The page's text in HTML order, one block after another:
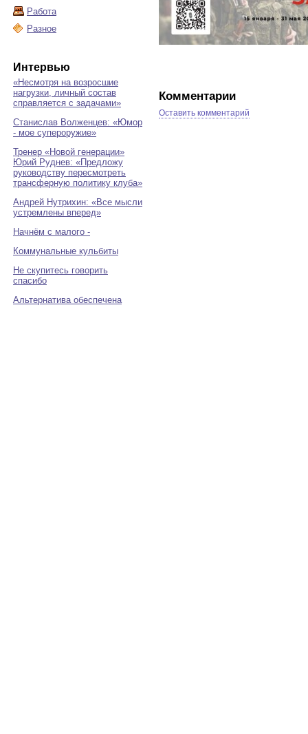
Работа
Разное
Интервью
«Несмотря на возросшие
нагрузки, личный состав
справляется с задачами»
Станислав Волженцев: «Юмор
- мое супероружие»
Тренер «Новой генерации»
Юрий Руднев: «Предложу
руководству пересмотреть
трансферную политику клуба»
Андрей Нутрихин: «Все мысли
устремлены вперед»
Начнём с малого -
Коммунальные кульбиты
Не скупитесь говорить
спасибо
Альтернатива обеспечена
Комментарии
Оставить комментарий